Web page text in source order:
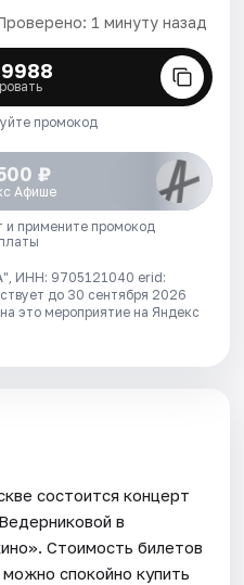
1 минуту назад
промокод
₽
Афише
и примените промокод
ИНН: 9705121040 erid:
до 30 сентября 2026
это мероприятие на Яндекс
состоится концерт
в
Стоимость билетов
спокойно купить